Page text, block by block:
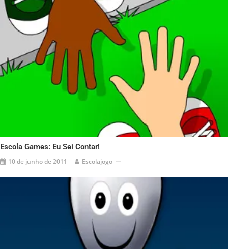
Escola Games: Eu Sei Contar!
10 de junho de 2011 Escolajogo